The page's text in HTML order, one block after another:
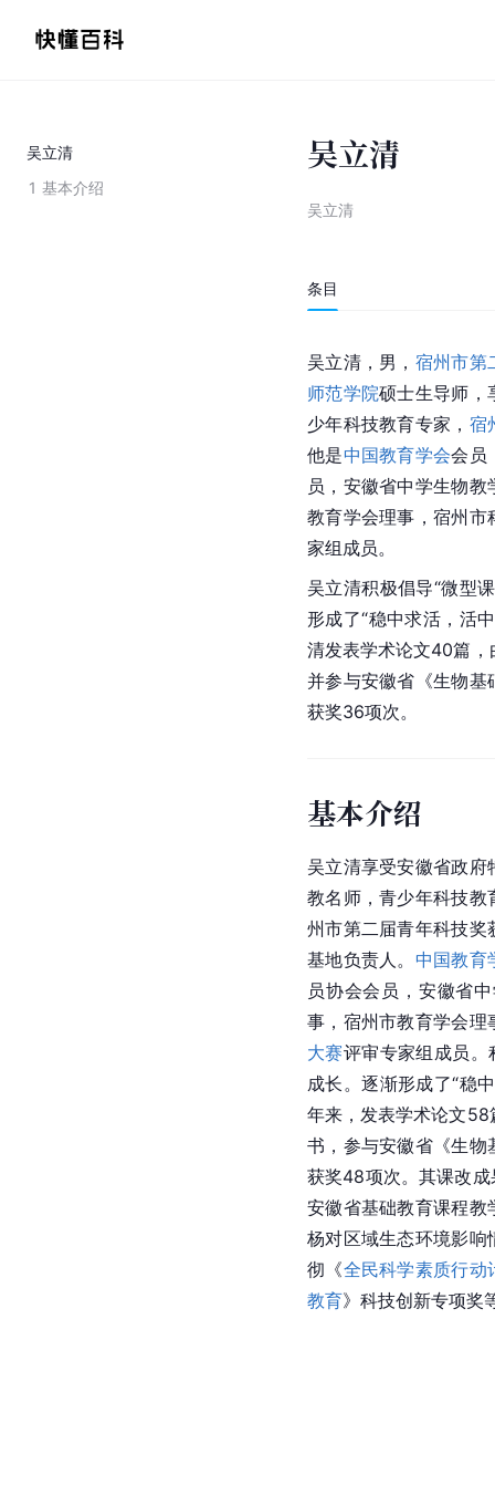
吴立清
1 基本介绍
吴立清
吴立清
条目
吴立清，男， 宿州市第
师范学院硕士生导师，
少年科技教育专家， 宿
他是中国教育学会会员
员，安徽省中学生物
教育学会理事，宿州
家组成员。
吴立清积极倡导“微型
形成了“稳中求活，活
清发表学术论文40篇
并参与安徽省 《生物
获奖36项次。
基本介绍
吴立清享受安徽省政府
教名师，青少年科技
州市第二届青年科技奖
基地负责人。 中国教育
员协会会员， 安徽省
事，宿州市教育学会
大赛评审专家组成员。
成长。逐渐形成了“稳
年来，发表学术论文
书，参与安徽省 《生
获奖48项次。其课改
安徽省基础教育课程教
杨对区域生态环境影
彻《全民科学素质行动
教育》科技创新专项奖